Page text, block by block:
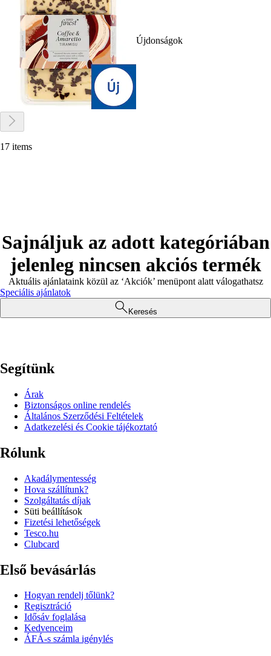
Újdonságok
17 items
Sajnáljuk az adott kategóriában
jelenleg nincsen akciós termék
Aktuális ajánlataink közül az ‘Akciók’ menüpont alatt válogathatsz
Speciális ajánlatok
Keresés
Segítünk
Árak
Biztonságos online rendelés
Általános Szerződési Feltételek
Adatkezelési és Cookie tájékoztató
Rólunk
Akadálymentesség
Hova szállítunk?
Szolgáltatás díjak
Süti beállítások
Fizetési lehetőségek
Tesco.hu
Clubcard
Első bevásárlás
Hogyan rendelj tőlünk?
Regisztráció
Idősáv foglalása
Kedvenceim
ÁFÁ-s számla igénylés